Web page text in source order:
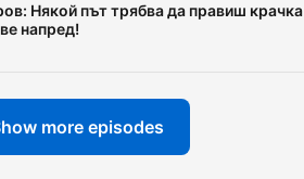
Някой път трябва да правиш крачка
напред!
more episodes